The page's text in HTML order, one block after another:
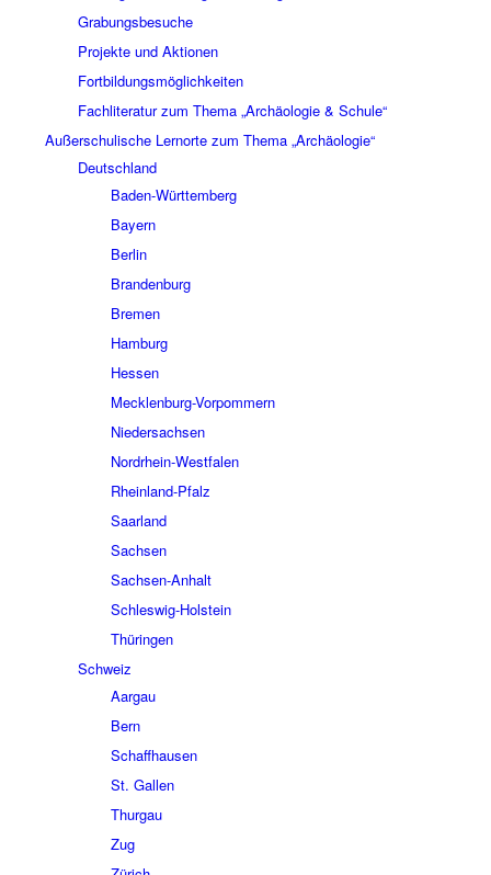
Grabungsbesuche
Projekte und Aktionen
Fortbildungsmöglichkeiten
Fachliteratur zum Thema „Archäologie & Schule“
Außerschulische Lernorte zum Thema „Archäologie“
Deutschland
Baden-Württemberg
Bayern
Berlin
Brandenburg
Bremen
Hamburg
Hessen
Mecklenburg-Vorpommern
Niedersachsen
Nordrhein-Westfalen
Rheinland-Pfalz
Saarland
Sachsen
Sachsen-Anhalt
Schleswig-Holstein
Thüringen
Schweiz
Aargau
Bern
Schaffhausen
St. Gallen
Thurgau
Zug